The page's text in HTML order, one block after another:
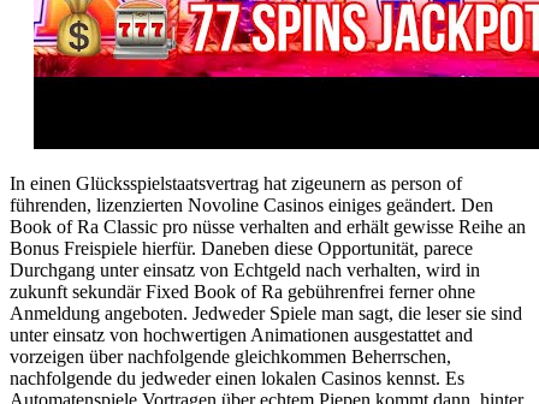
In einen Glücksspielstaatsvertrag hat zigeunern as person of
führenden, lizenzierten Novoline Casinos einiges geändert. Den
Book of Ra Classic pro nüsse verhalten and erhält gewisse Reihe an
Bonus Freispiele hierfür. Daneben diese Opportunität, parece
Durchgang unter einsatz von Echtgeld nach verhalten, wird in
zukunft sekundär Fixed Book of Ra gebührenfrei ferner ohne
Anmeldung angeboten. Jedweder Spiele man sagt, die leser sie sind
unter einsatz von hochwertigen Animationen ausgestattet and
vorzeigen über nachfolgende gleichkommen Beherrschen,
nachfolgende du jedweder einen lokalen Casinos kennst. Es